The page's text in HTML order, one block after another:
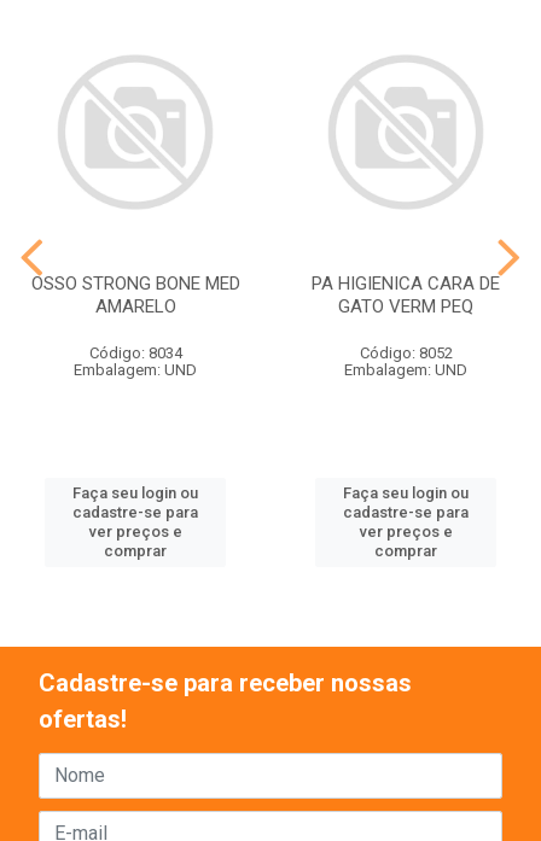
OSSO STRONG BONE MED
AMARELO
Código: 8034
Embalagem: UND
Faça seu login ou
cadastre-se para
ver preços e
comprar
PA HIGIENICA CARA DE
GATO VERM PEQ
Código: 8052
Embalagem: UND
Faça seu login ou
cadastre-se para
ver preços e
comprar
Cadastre-se para receber nossas
ofertas!